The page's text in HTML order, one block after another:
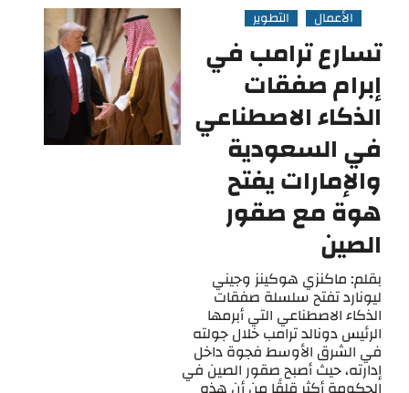
الأعمال التطوير
تسارع ترامب في
إبرام صفقات
الذكاء الاصطناعي
في السعودية
والإمارات يفتح
هوة مع صقور
الصين
بقلم: ماكنزي هوكينز وجيني
ليونارد تفتح سلسلة صفقات
الذكاء الاصطناعي التي أبرمها
الرئيس دونالد ترامب خلال جولته
في الشرق الأوسط فجوة داخل
إدارته، حيث أصبح صقور الصين في